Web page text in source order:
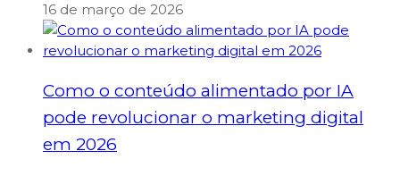
16 de março de 2026
Como o conteúdo alimentado por IA
pode revolucionar o marketing digital
em 2026